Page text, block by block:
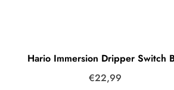
€22,99